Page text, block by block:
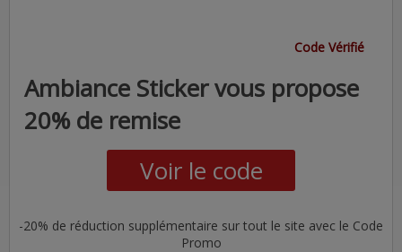
Code Vérifié
Ambiance Sticker vous propose
20% de remise
Voir le code
-20% de réduction supplémentaire sur tout le site avec le Code
Promo